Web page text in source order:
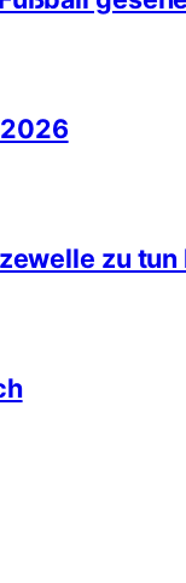
2026
zu tun